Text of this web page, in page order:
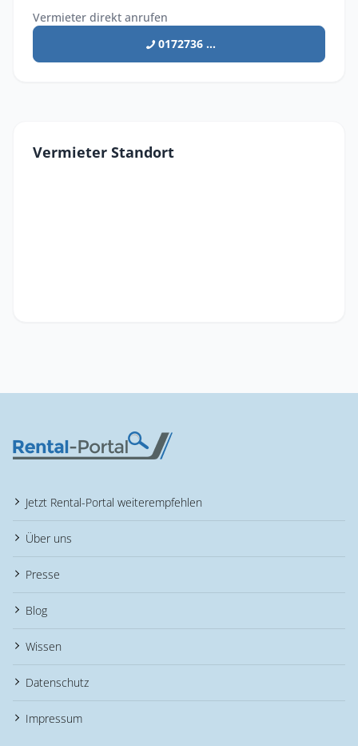
Vermieter direkt anrufen
0172736 ...
Vermieter Standort
Jetzt Rental-Portal weiterempfehlen
Über uns
Presse
Blog
Wissen
Datenschutz
Impressum